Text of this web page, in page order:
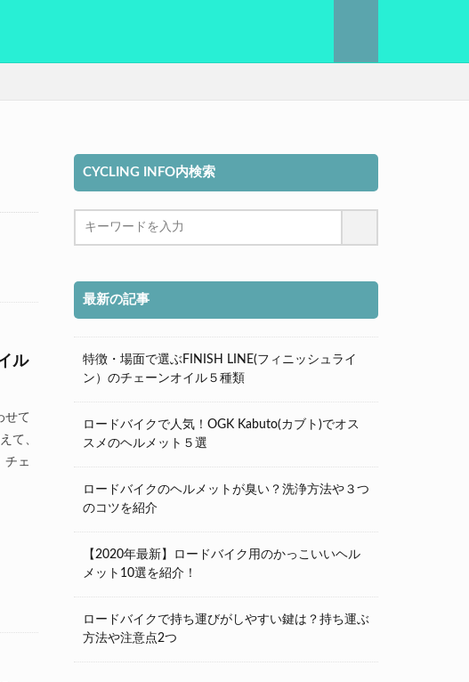
ル
せて
て、
チェ
CYCLING INFO内検索
最新の記事
特徴・場面で選ぶFINISH LINE(フィニッシュライ
ン）のチェーンオイル５種類
ロードバイクで人気！OGK Kabuto(カブト)でオス
スメのヘルメット５選
ロードバイクのヘルメットが臭い？洗浄方法や３つ
のコツを紹介
【2020年最新】ロードバイク用のかっこいいヘル
メット10選を紹介！
ロードバイクで持ち運びがしやすい鍵は？持ち運ぶ
方法や注意点2つ